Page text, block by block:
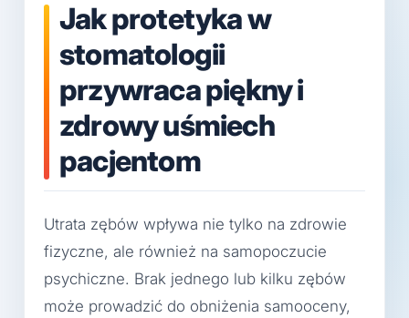
Jak protetyka w
stomatologii
przywraca piękny i
zdrowy uśmiech
pacjentom
Utrata zębów wpływa nie tylko na zdrowie
fizyczne, ale również na samopoczucie
psychiczne. Brak jednego lub kilku zębów
może prowadzić do obniżenia samooceny,